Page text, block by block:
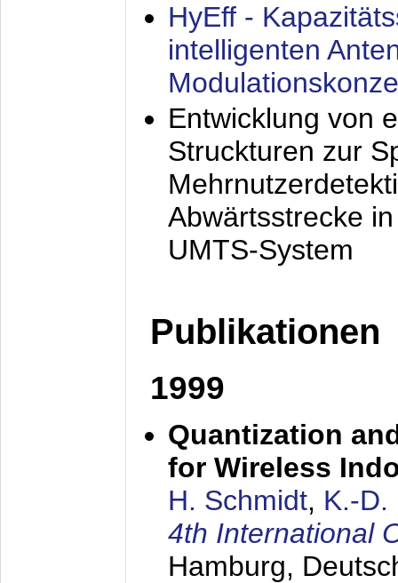
HyEff -
intelligenten
Entwicklung von
Struckturen zur
Abwärtsstrecke
UMTS-System
Publikationen
1999
Quantization
for Wireless
H. Schmidt, K.-D.
4th International
Hamburg,